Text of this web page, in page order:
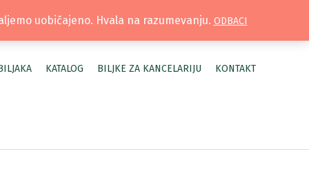
| MOJ NALOG
KATALOG BILJKE ZA KANCELARIJU KONTAKT
uobičajeno. Hvala na razumevanju. ODBACI